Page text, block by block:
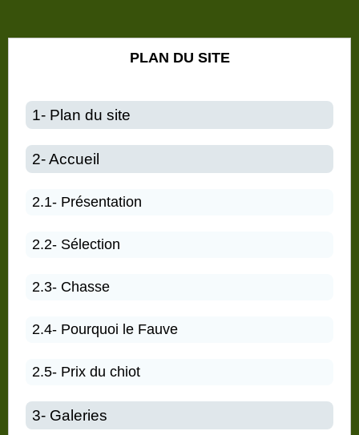
PLAN DU SITE
1- Plan du site
2- Accueil
2.1- Présentation
2.2- Sélection
2.3- Chasse
2.4- Pourquoi le Fauve
2.5- Prix du chiot
3- Galeries